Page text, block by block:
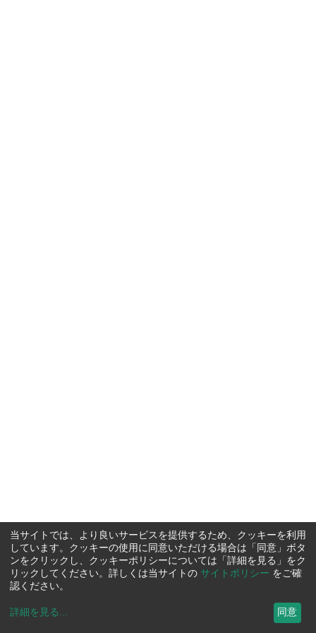
当サイトでは、より良いサービスを提供するため、クッキーを利用
しています。クッキーの使用に同意いただける場合は「同意」ボタ
ンをクリックし、クッキーポリシーについては「詳細を見る」をク
リックしてください。詳しくは当サイトの サイトポリシー をご確
認ください。
詳細を見る ... 同意